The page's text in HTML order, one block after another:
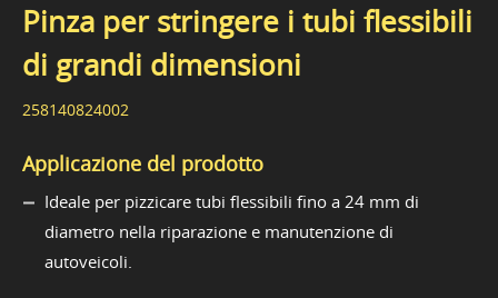
Pinza per stringere i tubi flessibili
di grandi dimensioni
258140824002
Applicazione del prodotto
Ideale per pizzicare tubi flessibili fino a 24 mm di
diametro nella riparazione e manutenzione di
autoveicoli.